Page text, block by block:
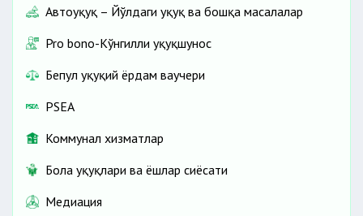
Автоҳуқуқ – Йўлдаги ҳуқуқ ва бошқа масалалар
Pro bono-Кўнгилли ҳуқуқшунос
Бепул ҳуқуқий ёрдам ваучери
PSEA
Коммунал хизматлар
Бола ҳуқуқлари ва ёшлар сиёсати
Медиация